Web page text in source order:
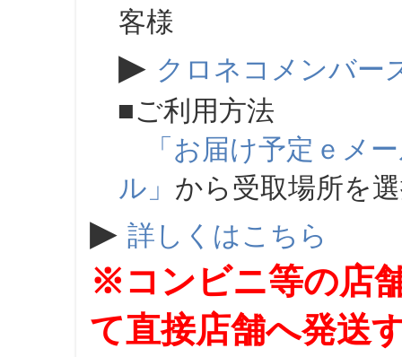
客様
▶ クロネコメンバー
■ご利用方法
「お届け予定ｅメ
ル」 から受取場所を
▶ 詳しくはこちら
※コンビニ等の店
て直接店舗へ発送